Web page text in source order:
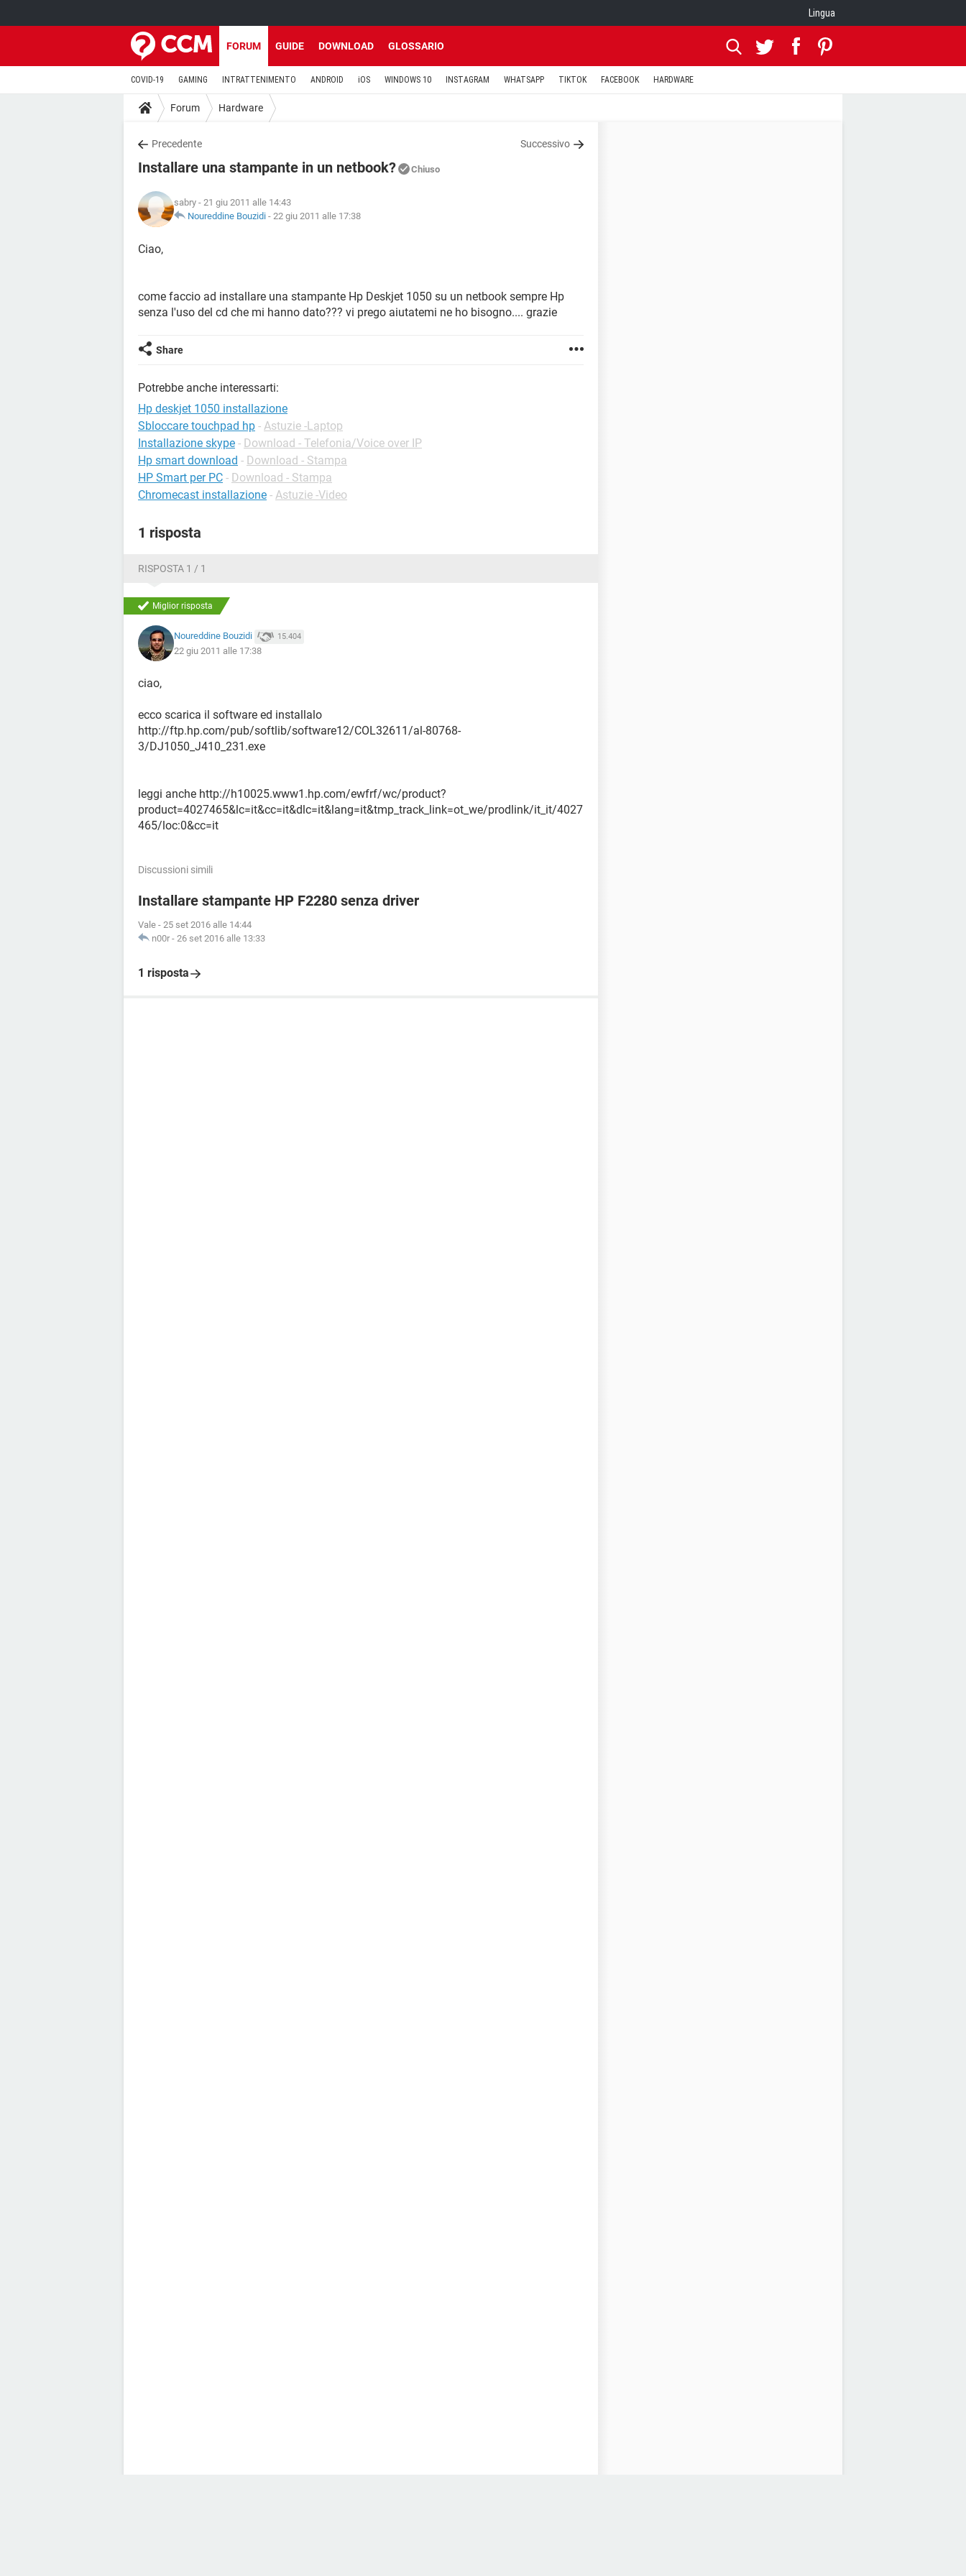
Lingua
FORUM GUIDE DOWNLOAD GLOSSARIO
COVID-19 GAMING INTRATTENIMENTO ANDROID iOS WINDOWS 10 INSTAGRAM WHATSAPP TIKTOK FACEBOOK HARDWARE
Forum Hardware
Precedente Successivo
Installare una stampante in un netbook? Chiuso
sabry - 21 giu 2011 alle 14:43
Noureddine Bouzidi - 22 giu 2011 alle 17:38
Ciao,
come faccio ad installare una stampante Hp Deskjet 1050 su un netbook sempre Hp
senza l'uso del cd che mi hanno dato??? vi prego aiutatemi ne ho bisogno.... grazie
Share
Potrebbe anche interessarti:
Hp deskjet 1050 installazione
Sbloccare touchpad hp - Astuzie -Laptop
Installazione skype - Download - Telefonia/Voice over IP
Hp smart download - Download - Stampa
HP Smart per PC - Download - Stampa
Chromecast installazione - Astuzie -Video
1 risposta
RISPOSTA 1 / 1
Miglior risposta
Noureddine Bouzidi 15.404
22 giu 2011 alle 17:38
ciao,
ecco scarica il software ed installalo
http://ftp.hp.com/pub/softlib/software12/COL32611/al-80768-
3/DJ1050_J410_231.exe
leggi anche http://h10025.www1.hp.com/ewfrf/wc/product?
product=4027465&lc=it&cc=it&dlc=it&lang=it&tmp_track_link=ot_we/prodlink/it_it/4027
465/loc:0&cc=it
Discussioni simili
Installare stampante HP F2280 senza driver
Vale - 25 set 2016 alle 14:44
n00r - 26 set 2016 alle 13:33
1 risposta